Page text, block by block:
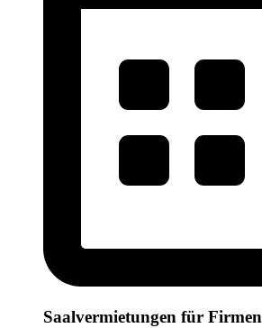
Saalvermietungen für Firmen